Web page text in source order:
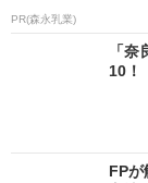
PR(森永乳業)
「
10！
FP